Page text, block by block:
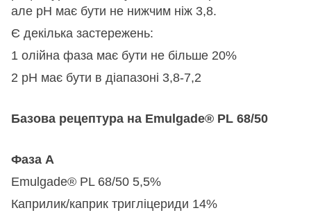
але рН має бути не нижчим ніж 3,8.
Є декілька застережень:
1 олійна фаза має бути не більше 20%
2 рН має бути в діапазоні 3,8-7,2
Базова рецептура на Emulgade® PL 68/50
Фаза А
Emulgade® PL 68/50 5,5%
Каприлик/каприк тригліцериди 14%